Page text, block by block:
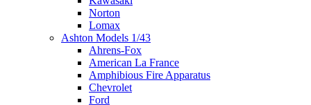
Norton
Lomax
Ashton Models 1/43
Ahrens-Fox
American La France
Amphibious Fire Apparatus
Chevrolet
Ford